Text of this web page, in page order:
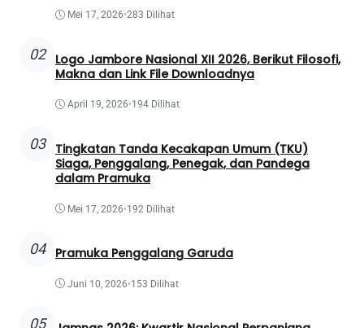
Mei 17, 2026•283 Dilihat
02
Logo Jambore Nasional XII 2026, Berikut Filosofi,
Makna dan Link File Downloadnya
April 19, 2026•194 Dilihat
03
Tingkatan Tanda Kecakapan Umum (TKU)
Siaga, Penggalang, Penegak, dan Pandega
dalam Pramuka
Mei 17, 2026•192 Dilihat
04 Pramuka Penggalang Garuda
Juni 10, 2026•153 Dilihat
05